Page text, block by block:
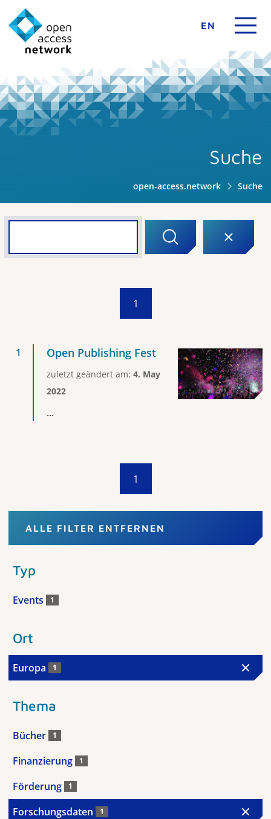
EN
Suche
open-access.network Suche
1
Open Publishing Fest
zuletzt geändert am: 4. May
2022
...
1
ALLE FILTER ENTFERNEN
Typ
Events 1
Ort
Europa 1
Thema
Bücher 1
Finanzierung 1
Förderung 1
Forschungsdaten 1